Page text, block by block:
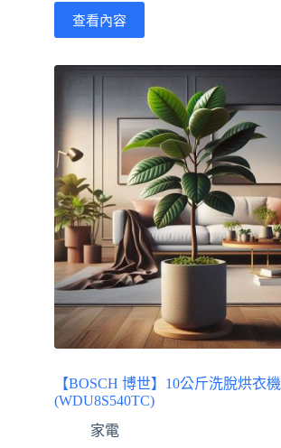
查看內容
【BOSCH 博世】10公斤洗脫烘衣機
(WDU8S540TC)
家電